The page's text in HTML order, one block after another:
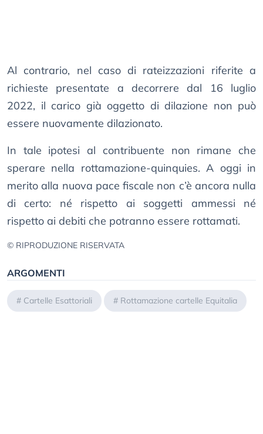
Al contrario, nel caso di rateizzazioni riferite a
richieste presentate a decorrere dal 16 luglio
2022, il carico già oggetto di dilazione non può
essere nuovamente dilazionato.
In tale ipotesi al contribuente non rimane che
sperare nella rottamazione-quinquies. A oggi in
merito alla nuova pace fiscale non c’è ancora nulla
di certo: né rispetto ai soggetti ammessi né
rispetto ai debiti che potranno essere rottamati.
© RIPRODUZIONE RISERVATA
ARGOMENTI
# Cartelle Esattoriali # Rottamazione cartelle Equitalia